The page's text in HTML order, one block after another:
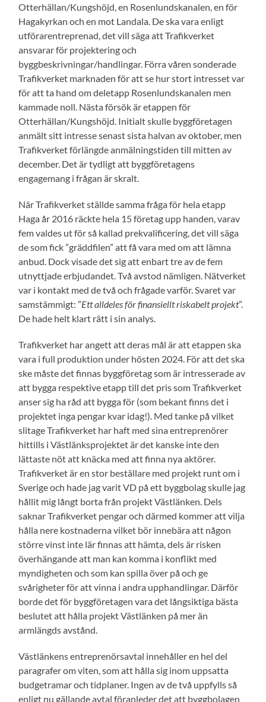
Otterhällan/Kungshöjd, en Rosenlundskanalen, en för
Hagakyrkan och en mot Landala. De ska vara enligt
utförarentreprenad, det vill säga att Trafikverket
ansvarar för projektering och
byggbeskrivningar/handlingar. Förra våren sonderade
Trafikverket marknaden för att se hur stort intresset var
för att ta hand om deletapp Rosenlundskanalen men
kammade noll. Nästa försök är etappen för
Otterhällan/Kungshöjd. Initialt skulle byggföretagen
anmält sitt intresse senast sista halvan av oktober, men
Trafikverket förlängde anmälningstiden till mitten av
december. Det är tydligt att byggföretagens
engagemang i frågan är skralt.
När Trafikverket ställde samma fråga för hela etapp
Haga år 2016 räckte hela 15 företag upp handen, varav
fem valdes ut för så kallad prekvalificering, det vill säga
de som fick ”gräddfilen” att få vara med om att lämna
anbud. Dock visade det sig att enbart tre av de fem
utnyttjade erbjudandet. Två avstod nämligen. Nätverket
var i kontakt med de två och frågade varför. Svaret var
samstämmigt: ”Ett alldeles för finansiellt riskabelt projekt”.
De hade helt klart rätt i sin analys.
Trafikverket har angett att deras mål är att etappen ska
vara i full produktion under hösten 2024. För att det ska
ske måste det finnas byggföretag som är intresserade av
att bygga respektive etapp till det pris som Trafikverket
anser sig ha råd att bygga för (som bekant finns det i
projektet inga pengar kvar idag!). Med tanke på vilket
slitage Trafikverket har haft med sina entreprenörer
hittills i Västlänksprojektet är det kanske inte den
lättaste nöt att knäcka med att finna nya aktörer.
Trafikverket är en stor beställare med projekt runt om i
Sverige och hade jag varit VD på ett byggbolag skulle jag
hållit mig långt borta från projekt Västlänken. Dels
saknar Trafikverket pengar och därmed kommer att vilja
hålla nere kostnaderna vilket bör innebära att någon
större vinst inte lär finnas att hämta, dels är risken
överhängande att man kan komma i konflikt med
myndigheten och som kan spilla över på och ge
svårigheter för att vinna i andra upphandlingar. Därför
borde det för byggföretagen vara det långsiktiga bästa
beslutet att hålla projekt Västlänken på mer än
armlängds avstånd.
Västlänkens entreprenörsavtal innehåller en hel del
paragrafer om viten, som att hålla sig inom uppsatta
budgetramar och tidplaner. Ingen av de två uppfylls så
enligt nu gällande avtal föranleder det att byggbolagen